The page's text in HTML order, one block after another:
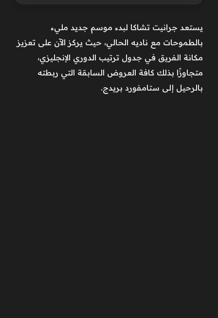
يستعد جرانيت تشاكا لبدء موسم جديد مليء
بالطموحات مع ناديه الحالي، حيث يركز الآن على تعزيز
مكانة الفريق في جدول ترتيب الدوري الإنجليزي،
متجاوزًا بذلك كافة العروض السابقة التي ربطته
بالرحيل إلى ستامفورد بريدج.